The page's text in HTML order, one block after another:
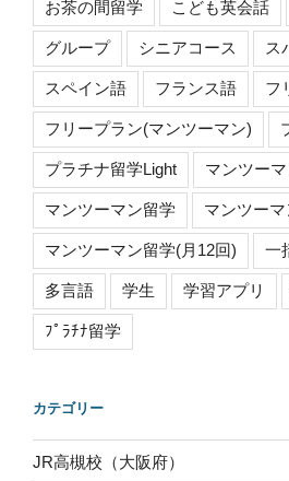
お茶の間留学 こども英会話
グループ シニアコース ス
スペイン語 フランス語 フ
フリープラン(マンツーマン)
プラチナ留学Light マンツー
マンツーマン留学 マンツー
マンツーマン留学(月12回) 一
多言語 学生 学習アプリ
ﾌﾟﾗﾁﾅ留学
カテゴリー
JR高槻校（大阪府）